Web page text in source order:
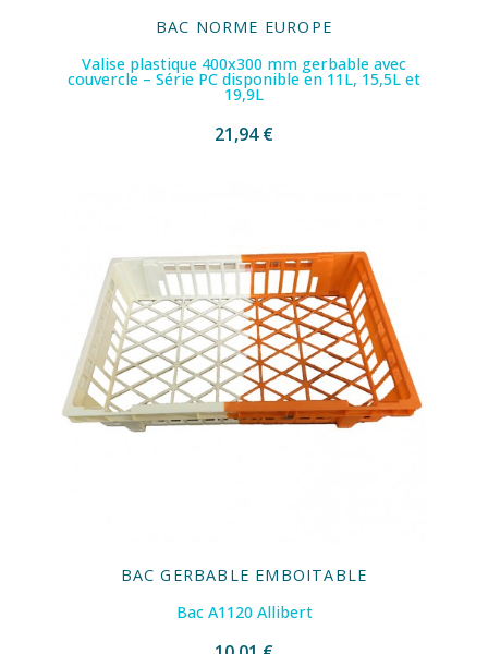
BAC NORME EUROPE
Valise plastique 400x300 mm gerbable avec
couvercle – Série PC disponible en 11L, 15,5L et
19,9L
21,94 €
BAC GERBABLE EMBOITABLE
Bac A1120 Allibert